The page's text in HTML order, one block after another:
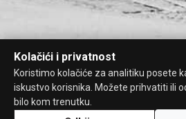
Kolačići i privatnost
Koristimo kolačiće za analitiku posete
iskustvo korisnika. Možete prihvatiti ili
bilo kom trenutku.